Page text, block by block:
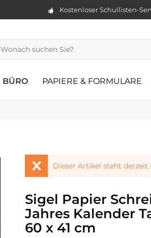
Kostenloser Schullisten-
BÜRO PAPIERE & FORMULARE
Dieser Artikel steht
Sigel Papier
Jahres Kalender
60 x 41 cm